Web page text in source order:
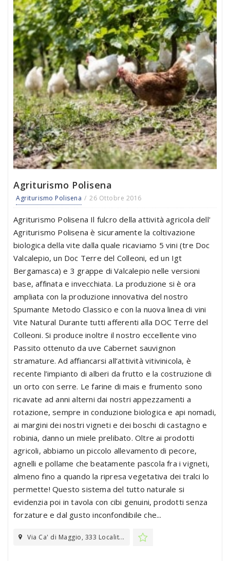
Agriturismo Polisena
Agriturismo Polisena 26 Ottobre 2016
Agriturismo Polisena Il fulcro della attività agricola dell'
Agriturismo Polisena è sicuramente la coltivazione
biologica della vite dalla quale ricaviamo 5 vini (tre Doc
Valcalepio, un Doc Terre del Colleoni, ed un Igt
Bergamasca) e 3 grappe di Valcalepio nelle versioni
base, affinata e invecchiata. La produzione si è ora
ampliata con la produzione innovativa del nostro
Spumante Metodo Classico e con la nuova linea di vini
Vite Natural Durante tutti afferenti alla DOC Terre del
Colleoni. Si produce inoltre il nostro eccellente vino
Passito ottenuto da uve Cabernet sauvignon
stramature. Ad affiancarsi all’attività vitivinicola, è
recente l’impianto di alberi da frutto e la costruzione di
un orto con serre. Le farine di mais e frumento sono
ricavate ad anni alterni dai nostri appezzamenti a
rotazione, sempre in conduzione biologica e api nomadi,
ai margini dei nostri vigneti e dei boschi di castagno e
robinia, danno un miele prelibato. Oltre ai prodotti
agricoli, abbiamo un piccolo allevamento di pecore,
agnelli e pollame che beatamente pascola fra i vigneti,
almeno fino a quando la ripresa vegetativa dei tralci lo
permette! Questo sistema del tutto naturale si
evidenzia poi in tavola con cibi genuini, prodotti senza
forzature e dal gusto inconfondibile che...
Via Ca' di Maggio, 333 Localit...